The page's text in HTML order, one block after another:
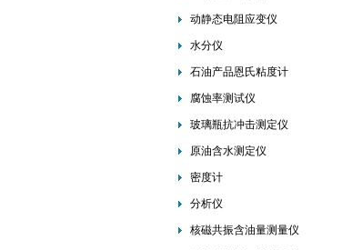
动静态电阻应变仪
水分仪
石油产品恩氏粘度计
腐蚀率测试仪
玻璃瓶抗冲击测定仪
原油含水测定仪
密度计
分析仪
核磁共振含油量测量仪